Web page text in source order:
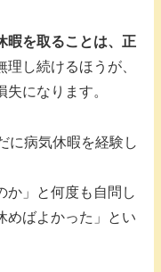
暇を取ることは、正
し続けるほうが、
になります。
に病気休暇を経験し
か」と何度も自問し
めばよかった」とい